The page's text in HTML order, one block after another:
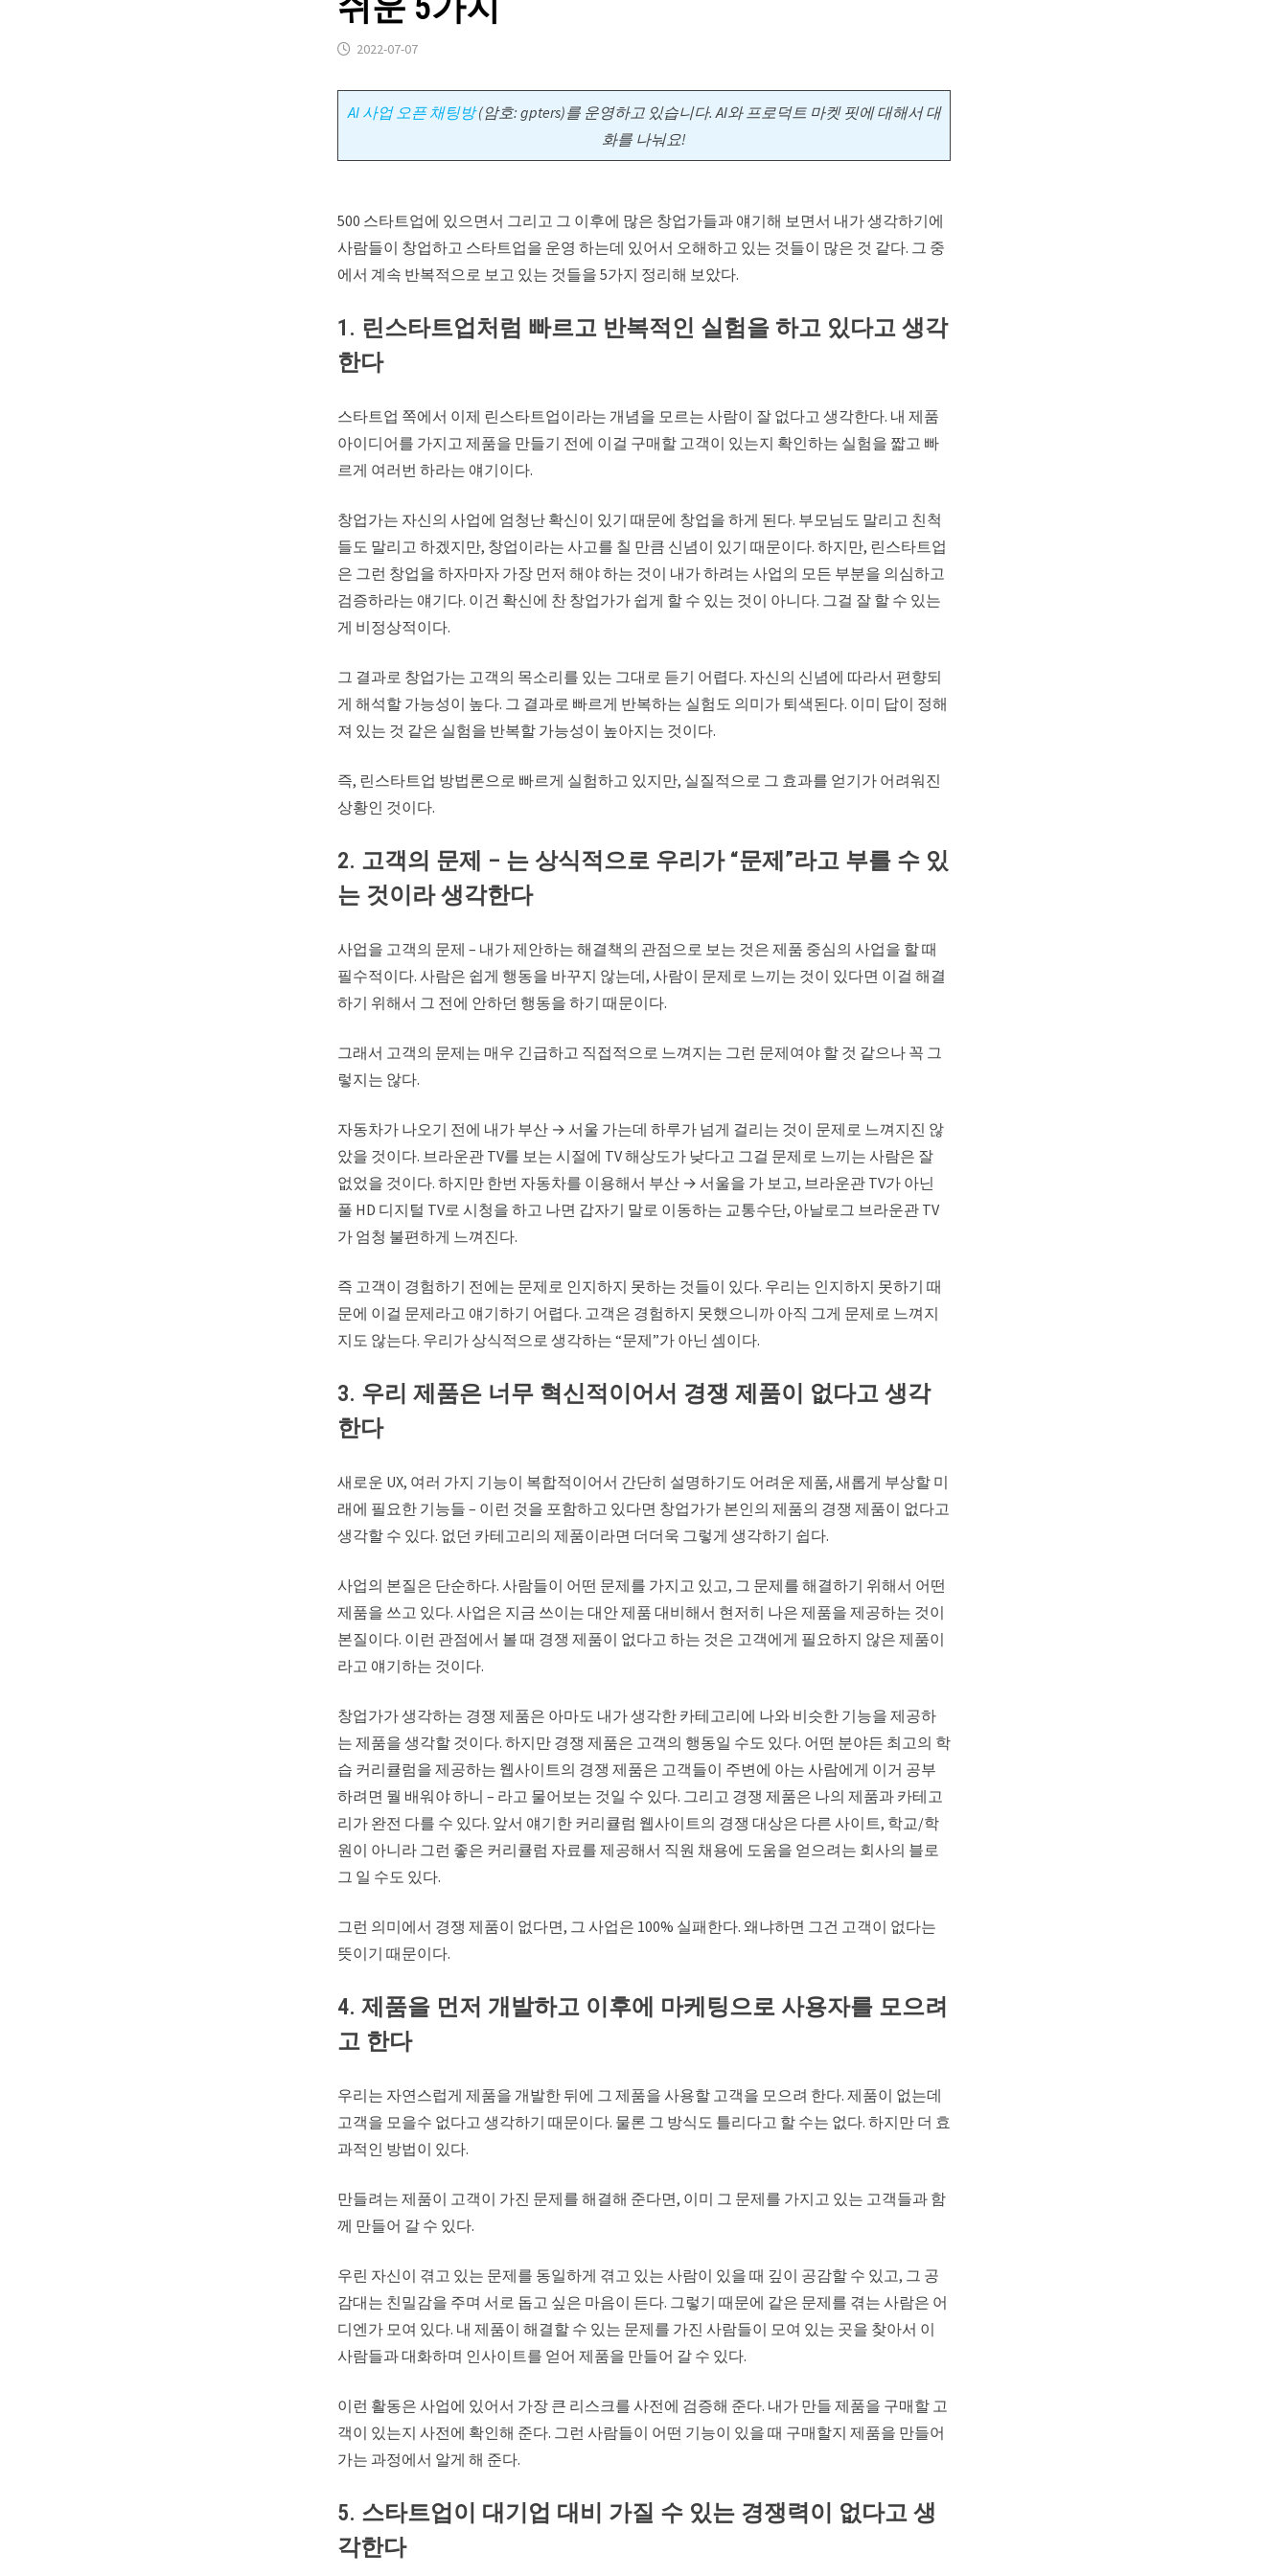
2022-07-07
AI 사업 오픈 채팅방(암호: gpters)를 운영하고 있습니다. AI와 프로덕트 마켓 핏에 대해서 대
화를 나눠요!
500 스타트업에 있으면서 그리고 그 이후에 많은 창업가들과 얘기해 보면서 내가 생각하기에
사람들이 창업하고 스타트업을 운영 하는데 있어서 오해하고 있는 것들이 많은 것 같다. 그 중
에서 계속 반복적으로 보고 있는 것들을 5가지 정리해 보았다.
1. 린스타트업처럼 빠르고 반복적인 실험을 하고 있다고 생각
한다
스타트업 쪽에서 이제 린스타트업이라는 개념을 모르는 사람이 잘 없다고 생각한다. 내 제품
아이디어를 가지고 제품을 만들기 전에 이걸 구매할 고객이 있는지 확인하는 실험을 짧고 빠
르게 여러번 하라는 얘기이다.
창업가는 자신의 사업에 엄청난 확신이 있기 때문에 창업을 하게 된다. 부모님도 말리고 친척
들도 말리고 하겠지만, 창업이라는 사고를 칠 만큼 신념이 있기 때문이다. 하지만, 린스타트업
은 그런 창업을 하자마자 가장 먼저 해야 하는 것이 내가 하려는 사업의 모든 부분을 의심하고
검증하라는 얘기다. 이건 확신에 찬 창업가가 쉽게 할 수 있는 것이 아니다. 그걸 잘 할 수 있는
게 비정상적이다.
그 결과로 창업가는 고객의 목소리를 있는 그대로 듣기 어렵다. 자신의 신념에 따라서 편향되
게 해석할 가능성이 높다. 그 결과로 빠르게 반복하는 실험도 의미가 퇴색된다. 이미 답이 정해
져 있는 것 같은 실험을 반복할 가능성이 높아지는 것이다.
즉, 린스타트업 방법론으로 빠르게 실험하고 있지만, 실질적으로 그 효과를 얻기가 어려워진
상황인 것이다.
2. 고객의 문제 – 는 상식적으로 우리가 “문제”라고 부를 수 있
는 것이라 생각한다
사업을 고객의 문제 – 내가 제안하는 해결책의 관점으로 보는 것은 제품 중심의 사업을 할 때
필수적이다. 사람은 쉽게 행동을 바꾸지 않는데, 사람이 문제로 느끼는 것이 있다면 이걸 해결
하기 위해서 그 전에 안하던 행동을 하기 때문이다.
그래서 고객의 문제는 매우 긴급하고 직접적으로 느껴지는 그런 문제여야 할 것 같으나 꼭 그
렇지는 않다.
자동차가 나오기 전에 내가 부산 → 서울 가는데 하루가 넘게 걸리는 것이 문제로 느껴지진 않
았을 것이다. 브라운관 TV를 보는 시절에 TV 해상도가 낮다고 그걸 문제로 느끼는 사람은 잘
없었을 것이다. 하지만 한번 자동차를 이용해서 부산 → 서울을 가 보고, 브라운관 TV가 아닌
풀 HD 디지털 TV로 시청을 하고 나면 갑자기 말로 이동하는 교통수단, 아날로그 브라운관 TV
가 엄청 불편하게 느껴진다.
즉 고객이 경험하기 전에는 문제로 인지하지 못하는 것들이 있다. 우리는 인지하지 못하기 때
문에 이걸 문제라고 얘기하기 어렵다. 고객은 경험하지 못했으니까 아직 그게 문제로 느껴지
지도 않는다. 우리가 상식적으로 생각하는 “문제”가 아닌 셈이다.
3. 우리 제품은 너무 혁신적이어서 경쟁 제품이 없다고 생각
한다
새로운 UX, 여러 가지 기능이 복합적이어서 간단히 설명하기도 어려운 제품, 새롭게 부상할 미
래에 필요한 기능들 – 이런 것을 포함하고 있다면 창업가가 본인의 제품의 경쟁 제품이 없다고
생각할 수 있다. 없던 카테고리의 제품이라면 더더욱 그렇게 생각하기 쉽다.
사업의 본질은 단순하다. 사람들이 어떤 문제를 가지고 있고, 그 문제를 해결하기 위해서 어떤
제품을 쓰고 있다. 사업은 지금 쓰이는 대안 제품 대비해서 현저히 나은 제품을 제공하는 것이
본질이다. 이런 관점에서 볼 때 경쟁 제품이 없다고 하는 것은 고객에게 필요하지 않은 제품이
라고 얘기하는 것이다.
창업가가 생각하는 경쟁 제품은 아마도 내가 생각한 카테고리에 나와 비슷한 기능을 제공하
는 제품을 생각할 것이다. 하지만 경쟁 제품은 고객의 행동일 수도 있다. 어떤 분야든 최고의 학
습 커리큘럼을 제공하는 웹사이트의 경쟁 제품은 고객들이 주변에 아는 사람에게 이거 공부
하려면 뭘 배워야 하니 – 라고 물어보는 것일 수 있다. 그리고 경쟁 제품은 나의 제품과 카테고
리가 완전 다를 수 있다. 앞서 얘기한 커리큘럼 웹사이트의 경쟁 대상은 다른 사이트, 학교/학
원이 아니라 그런 좋은 커리큘럼 자료를 제공해서 직원 채용에 도움을 얻으려는 회사의 블로
그 일 수도 있다.
그런 의미에서 경쟁 제품이 없다면, 그 사업은 100% 실패한다. 왜냐하면 그건 고객이 없다는
뜻이기 때문이다.
4. 제품을 먼저 개발하고 이후에 마케팅으로 사용자를 모으려
고 한다
우리는 자연스럽게 제품을 개발한 뒤에 그 제품을 사용할 고객을 모으려 한다. 제품이 없는데
고객을 모을수 없다고 생각하기 때문이다. 물론 그 방식도 틀리다고 할 수는 없다. 하지만 더 효
과적인 방법이 있다.
만들려는 제품이 고객이 가진 문제를 해결해 준다면, 이미 그 문제를 가지고 있는 고객들과 함
께 만들어 갈 수 있다.
우린 자신이 겪고 있는 문제를 동일하게 겪고 있는 사람이 있을 때 깊이 공감할 수 있고, 그 공
감대는 친밀감을 주며 서로 돕고 싶은 마음이 든다. 그렇기 때문에 같은 문제를 겪는 사람은 어
디엔가 모여 있다. 내 제품이 해결할 수 있는 문제를 가진 사람들이 모여 있는 곳을 찾아서 이
사람들과 대화하며 인사이트를 얻어 제품을 만들어 갈 수 있다.
이런 활동은 사업에 있어서 가장 큰 리스크를 사전에 검증해 준다. 내가 만들 제품을 구매할 고
객이 있는지 사전에 확인해 준다. 그런 사람들이 어떤 기능이 있을 때 구매할지 제품을 만들어
가는 과정에서 알게 해 준다.
5. 스타트업이 대기업 대비 가질 수 있는 경쟁력이 없다고 생
각한다